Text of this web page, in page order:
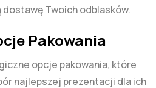
Twoich odblasków.
Pakowania
opcje pakowania, które
najlepszej prezentacji dla ich